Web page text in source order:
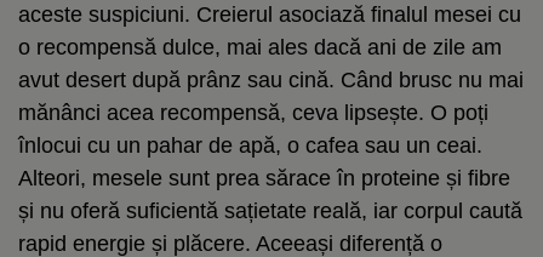
aceste suspiciuni. Creierul asociază finalul mesei cu
o recompensă dulce, mai ales dacă ani de zile am
avut desert după prânz sau cină. Când brusc nu mai
mănânci acea recompensă, ceva lipsește. O poți
înlocui cu un pahar de apă, o cafea sau un ceai.
Alteori, mesele sunt prea sărace în proteine și fibre
și nu oferă suficientă sațietate reală, iar corpul caută
rapid energie și plăcere. Aceeași diferență o